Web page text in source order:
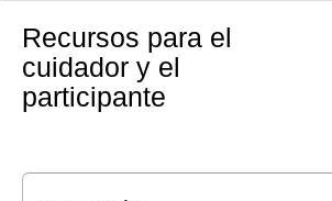
Recursos para el
cuidador y el
participante